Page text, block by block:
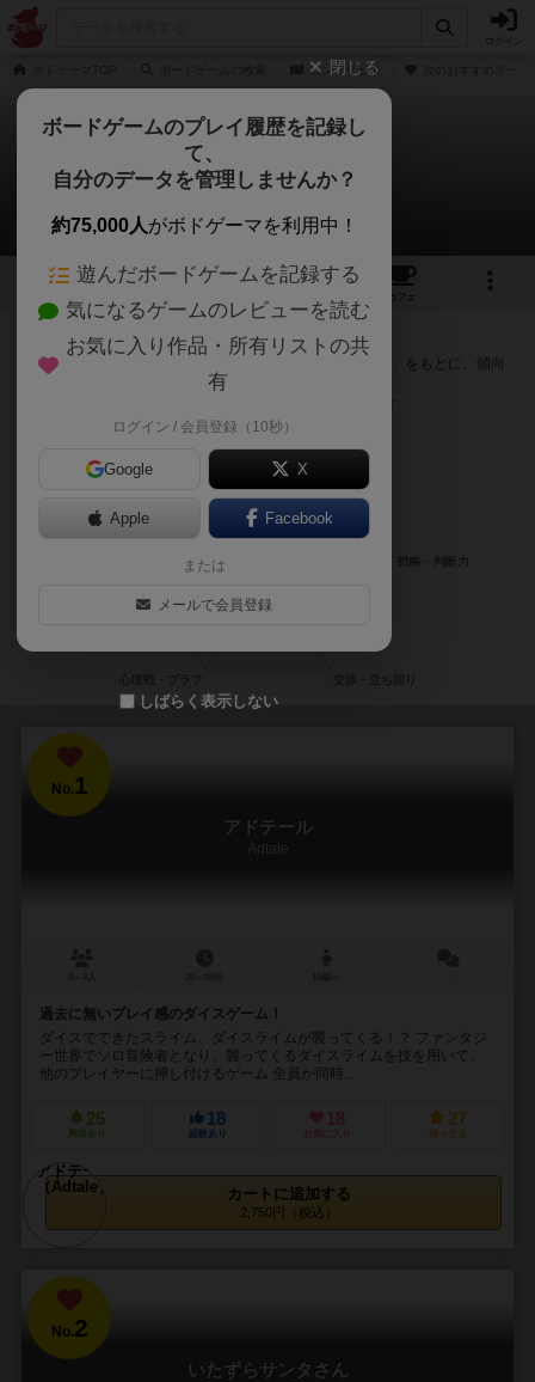
コンプリセス
コンプリセス
次のおすすめボードゲーム
1 2
カフェ
『コンプリセス』が好きな方へのおすすめ
このゲームのトップページで投票された「プレイ感の評価」をもとに、傾向
が近いボードゲームをランキング形式で紹介します。
No.1
アドテール
Adtale
過去に無いプレイ感のダイスゲーム！
ダイスでできたスライム、ダイスライムが襲ってくる！？ ファンタジ
ー世界でソロ冒険者となり、襲ってくるダイスライムを技を用いて、
他のプレイヤーに押し付けるゲーム 全員が同時...
25
興味あり
18
経験あり
18
お気に入り
27
持ってる
カートに追加する
2,750円（税込）
No.2
いたずらサンタさん
閉じる
ボードゲームのプレイ履歴を記録し
て、
自分のデータを管理しませんか？
約75,000人がボドゲーマを利用中！
遊んだボードゲームを記録する
気になるゲームのレビューを読む
お気に入り作品・所有リストの共
有
ログイン / 会員登録（10秒）
Google X
Apple Facebook
または
メールで会員登録
しばらく表示しない